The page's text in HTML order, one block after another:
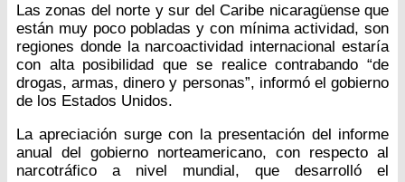
Las zonas del norte y sur del Caribe nicaragüense que
están muy poco pobladas y con mínima actividad, son
regiones donde la narcoactividad internacional estaría
con alta posibilidad que se realice contrabando “de
drogas, armas, dinero y personas”, informó el gobierno
de los Estados Unidos.
La apreciación surge con la presentación del informe
anual del gobierno norteamericano, con respecto al
narcotráfico a nivel mundial, que desarrolló el